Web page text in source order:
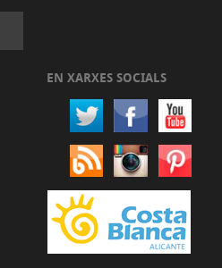
EN XARXES SOCIALS